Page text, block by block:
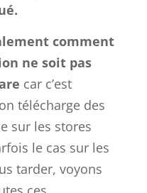
comment
ne soit pas
car c’est
télécharge des
sur les stores
le cas sur les
tarder, voyons